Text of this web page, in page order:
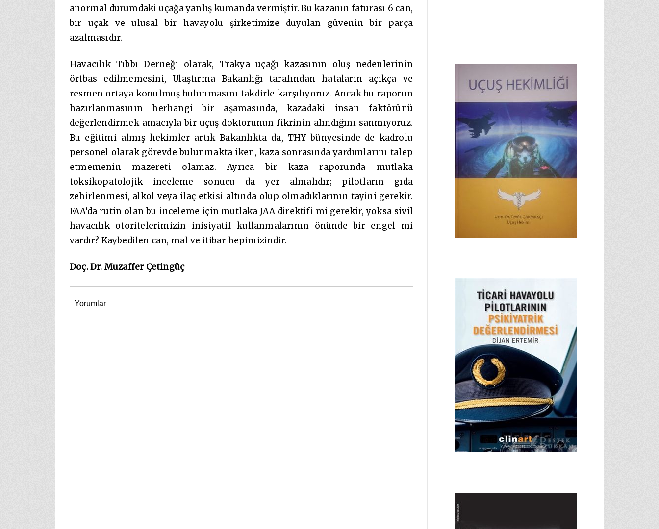
anormal durumdaki uçağa yanlış kumanda vermiştir. Bu kazanın faturası 6 can,
bir uçak ve ulusal bir havayolu şirketimize duyulan güvenin bir parça
azalmasıdır.
Havacılık Tıbbı Derneği olarak, Trakya uçağı kazasının oluş nedenlerinin
örtbas edilmemesini, Ulaştırma Bakanlığı tarafından hataların açıkça ve
resmen ortaya konulmuş bulunmasını takdirle karşılıyoruz. Ancak bu raporun
hazırlanmasının herhangi bir aşamasında, kazadaki insan faktörünü
değerlendirmek amacıyla bir uçuş doktorunun fikrinin alındığını sanmıyoruz.
Bu eğitimi almış hekimler artık Bakanlıkta da, THY bünyesinde de kadrolu
personel olarak görevde bulunmakta iken, kaza sonrasında yardımlarını talep
etmemenin mazereti olamaz. Ayrıca bir kaza raporunda mutlaka
toksikopatolojik inceleme sonucu da yer almalıdır; pilotların gıda
zehirlenmesi, alkol veya ilaç etkisi altında olup olmadıklarının tayini gerekir.
FAA’da rutin olan bu inceleme için mutlaka JAA direktifi mi gerekir, yoksa sivil
havacılık otoritelerimizin inisiyatif kullanmalarının önünde bir engel mi
vardır? Kaybedilen can, mal ve itibar hepimizindir.
Doç. Dr. Muzaffer Çetingüç
Yorumlar